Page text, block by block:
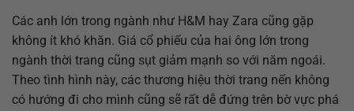
Các anh lớn trong ngành như H&M hay Zara cũng gặp
không ít khó khăn. Giá cổ phiếu của hai ông lớn trong
ngành thời trang cũng sụt giảm mạnh so với năm ngoái.
Theo tình hình này, các thương hiệu thời trang nến không
có hướng đi cho mình cũng sẽ rất dễ đứng trên bờ vực phá